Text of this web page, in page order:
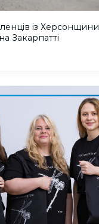
із Херсонщини
Закарпатті